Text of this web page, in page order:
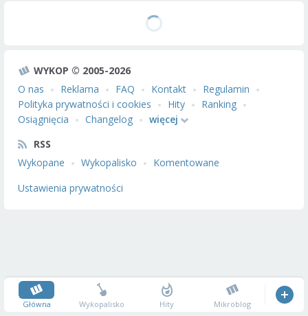
WYKOP © 2005-2026
O nas
Reklama FAQ Kontakt
Regulamin
Polityka prywatności i cookies
Hity
Ranking
Osiągnięcia
Changelog
więcej
RSS
Wykopane
Wykopalisko
Komentowane
Ustawienia prywatności
Główna Wykopalisko Hity Mikroblog